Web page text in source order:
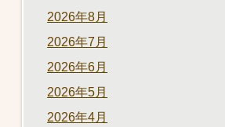
2026年8月
2026年7月
2026年6月
2026年5月
2026年4月